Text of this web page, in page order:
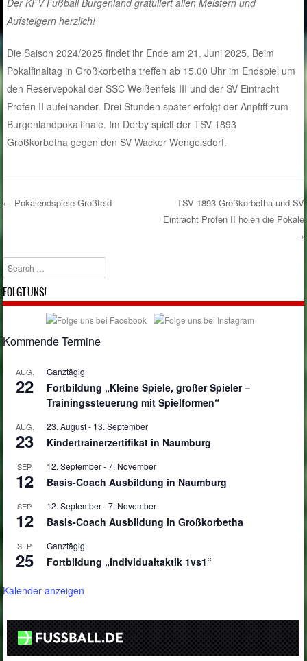
Aufsteigern herzlich!
Die Saison 2024/2025 findet ihr Ende am 21. Juni 2025. Beim
Pokalfinaltag in Großkorbetha treffen ab 15.00 Uhr im Endspiel um
den Reservepokal der SSC Weißenfels III und der SV Eintracht
Profen II aufeinander. Drei Stunden später erfolgt der Anpfiff zum
Burgenlandpokalfinale. Im Derby spielt der TSV 1893
Großkorbetha gegen den SV Wacker Wengelsdorf.
← Pokalendspiele Großfeld
TSV 1893 Großkorbetha und SV
Eintracht Profen II holen die Pokale
→
Search
FOLGT UNS!
Kommende Termine
AUG.
22
Ganztägig
Fortbildung „Kleine Spiele, großer Spieler –
Trainingssteuerung mit Spielformen“
AUG.
23
23. August- 13. September
Kindertrainerzertifikat in Naumburg
SEP.
12
12. September-7. November
Basis-Coach Ausbildung in Naumburg
SEP.
12
12. September-7. November
Basis-Coach Ausbildung in Großkorbetha
SEP.
25
Ganztägig
Fortbildung „Individualtaktik 1vs1“
Kalender anzeigen